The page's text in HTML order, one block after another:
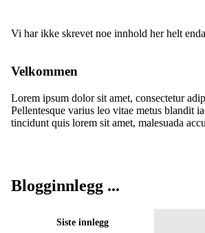
Vi har ikke skrevet noe innhold her helt
Velkommen
Lorem ipsum dolor sit amet, consectetur
Pellentesque varius leo vitae metus blandit
tincidunt quis lorem sit amet, malesuada
Blogginnlegg ...
Siste innlegg